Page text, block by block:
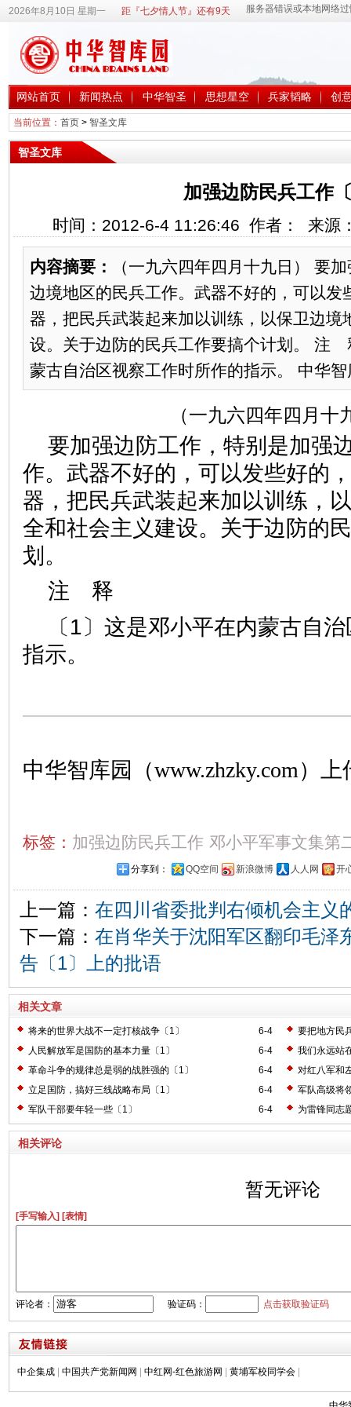
2026年8月10日 星期一 距『七夕情人节』还有9天
网站首页 新闻热点 中华智圣 思想星空 兵家韬略 创
当前位置： 首页> 智圣文库
智圣文库
加强边防民兵工作
时间：2012-6-4 11:26:46 作者： 来源
内容摘要：
（一九六四年四月十九日） 要
边境地区的民兵工作。武器不好的，可以发
器，把民兵武装起来加以训练，以保卫边境
设。关于边防的民兵工作要搞个计划。 注
蒙古自治区视察工作时所作的指示。 中华
（一九六四年四月十
要加强边防工作，特别是加强
作。武器不好的，可以发些好的
器，把民兵武装起来加以训练，
全和社会主义建设。关于边防的
划。
注 释
〔1〕这是邓小平在内蒙古自
指示。
中华智库园（www.zhzky.com）上
标签： 加强边防民兵工作 邓小平军事文集第
分享到： QQ空间 新浪微博 人人网 开
上一篇： 在四川省委批判右倾机会主义
下一篇： 在肖华关于沈阳军区翻印毛泽
告〔1〕上的批语
相关文章
6-4
将来的世界大战不一定打核战争〔1〕
要把地方民
6-4
人民解放军是国防的基本力量〔1〕
我们永远站
6-4
革命斗争的规律总是弱的战胜强的〔1〕
对红八军和
6-4
立足国防，搞好三线战略布局〔1〕
军队高级将
6-4
军队干部要年轻一些〔1〕 为雷锋同志
相关评论
暂无评论
[手写输入] [表情]
评论者： 验证码： 点击获取验证码
中企集成 | 中国共产党新闻网 | 中红网-红色旅游网 | 黄埔军校同学会 |